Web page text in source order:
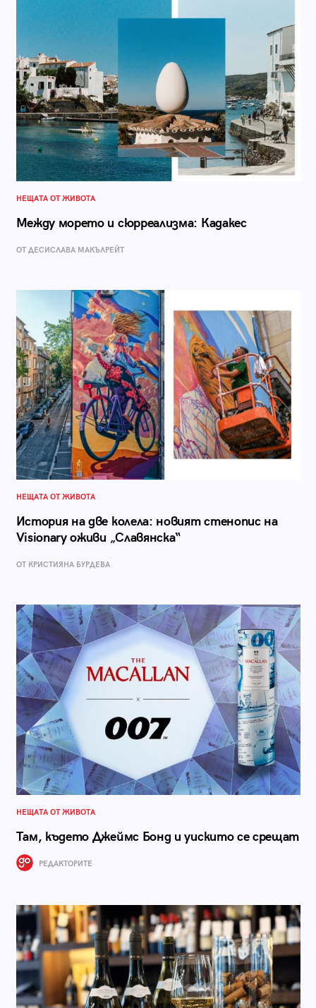
НЕЩАТА ОТ ЖИВОТА
Между морето и сюрреализма: Кадакес
ОТ ДЕСИСЛАВА МАКЪЛРЕЙТ
НЕЩАТА ОТ ЖИВОТА
История на две колела: новият стенопис на
Visionary оживи „Славянска“
ОТ КРИСТИЯНА БУРДЕВА
НЕЩАТА ОТ ЖИВОТА
Там, където Джеймс Бонд и уискито се срещат
РЕДАКТОРИТЕ